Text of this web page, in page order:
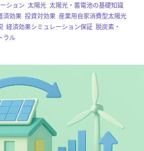
ション ,太陽光 ,太陽光・蓄電池の基礎知識
済効果 ,投資対効果 産業用自家消費型太陽光
,経済効果シミュレーション保証 ,脱炭素・
ラル